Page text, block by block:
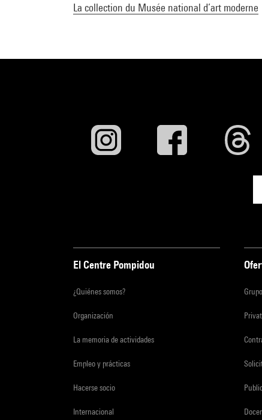
La collection du Musée national d’art moderne
El Centre Pompidou
¿Quiénes somos?
Organización
La memoria de actividades
Empleo y prácticas
Hacerse socio
Internacional